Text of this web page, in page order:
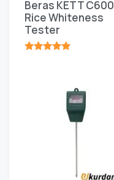
Beras KETT C600
Rice Whiteness
Tester